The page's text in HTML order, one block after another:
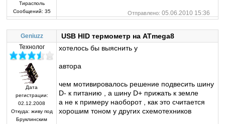
Тирасполь
Сообщений: 35 Отправлено: 05.06.2010 15:36
Geniuzz USB HID термометр на ATmega8
Технолог
Дата
регистрации:
02.12.2008
Откуда: живу под
Бруклинским
хотелось бы выяснить у
автора
чем мотивировалось решение подвесить шину
D- к питанию , а шину D+ прижать к земле
а не к примеру наоборот , как это считается
хорошим тоном у других схемотехников